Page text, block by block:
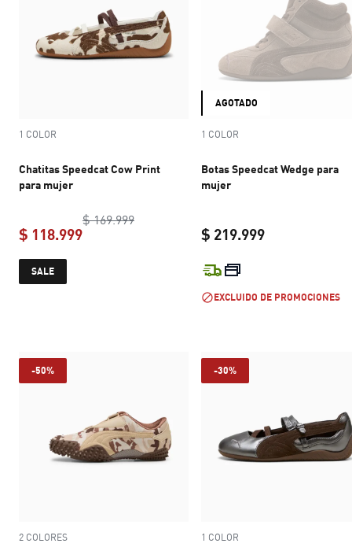
1 COLOR
Chatitas Speedcat Cow Print
para mujer
$ 169.999original price $ 169.999
$ 118.999
current price $ 118.999
SALE
AGOTADO
1 COLOR
Botas Speedcat Wedge para
mujer
$ 219.999
EXCLUIDO DE PROMOCIONES
-50%
2 COLORES
-30%
1 COLOR